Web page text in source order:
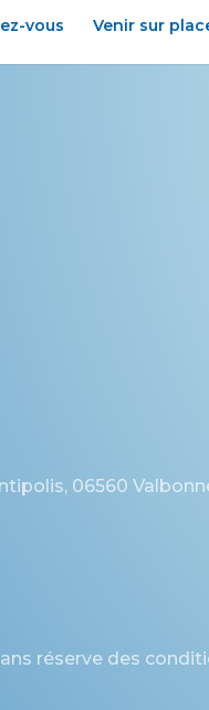
vous Venir sur
06560
réserve des